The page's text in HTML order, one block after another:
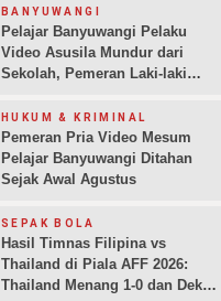
BANYUWANGI
Pelajar Banyuwangi Pelaku
Video Asusila Mundur dari
Sekolah, Pemeran Laki-laki
HUKUM & KRIMINAL
Pemeran Pria Video Mesum
Pelajar Banyuwangi Ditahan
Sejak Awal Agustus
SEPAK BOLA
Hasil Timnas Filipina vs
Thailand di Piala AFF 2026:
Thailand Menang 1-0 dan Dekati